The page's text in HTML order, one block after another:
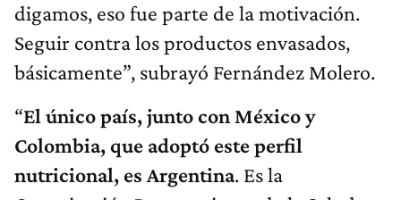
digamos, eso fue parte de la motivación.
Seguir contra los productos envasados,
básicamente”, subrayó Fernández Molero.
“El único país, junto con México y
Colombia, que adoptó este perfil
nutricional, es Argentina. Es la